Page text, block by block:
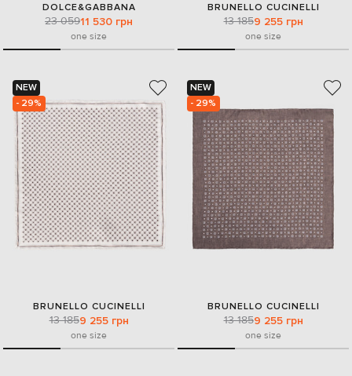
DOLCE&GABBANA
23 05911 530 грн
one size
BRUNELLO CUCINELLI
13 1859 255 грн
one size
NEW
- 29%
BRUNELLO CUCINELLI
13 1859 255 грн
one size
NEW
- 29%
BRUNELLO CUCINELLI
13 1859 255 грн
one size